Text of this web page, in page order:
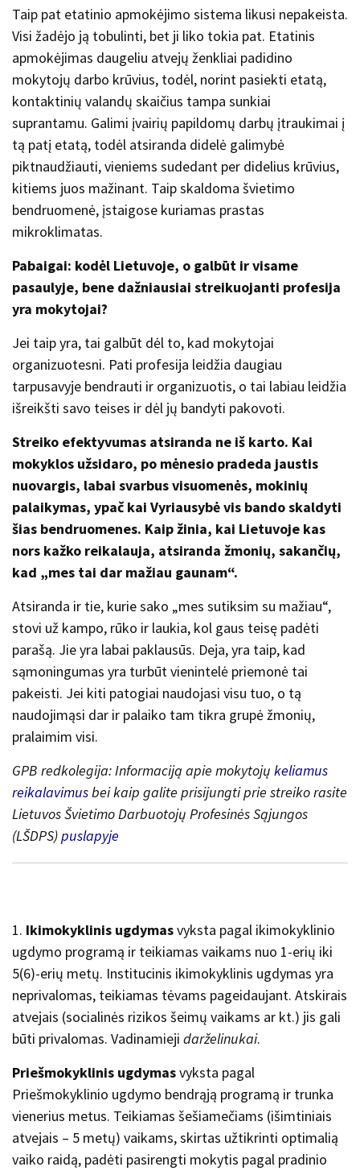
Taip pat etatinio apmokėjimo sistema likusi nepakeista.
Visi žadėjo ją tobulinti, bet ji liko tokia pat. Etatinis
apmokėjimas daugeliu atvejų ženkliai padidino
mokytojų darbo krūvius, todėl, norint pasiekti etatą,
kontaktinių valandų skaičius tampa sunkiai
suprantamu. Galimi įvairių papildomų darbų įtraukimai į
tą patį etatą, todėl atsiranda didelė galimybė
piktnaudžiauti, vieniems sudedant per didelius krūvius,
kitiems juos mažinant. Taip skaldoma švietimo
bendruomenė, įstaigose kuriamas prastas
mikroklimatas.
Pabaigai: kodėl Lietuvoje, o galbūt ir visame
pasaulyje, bene dažniausiai streikuojanti profesija
yra mokytojai?
Jei taip yra, tai galbūt dėl to, kad mokytojai
organizuotesni. Pati profesija leidžia daugiau
tarpusavyje bendrauti ir organizuotis, o tai labiau leidžia
išreikšti savo teises ir dėl jų bandyti pakovoti.
Streiko efektyvumas atsiranda ne iš karto. Kai
mokyklos užsidaro, po mėnesio pradeda jaustis
nuovargis, labai svarbus visuomenės, mokinių
palaikymas, ypač kai Vyriausybė vis bando skaldyti
šias bendruomenes. Kaip žinia, kai Lietuvoje kas
nors kažko reikalauja, atsiranda žmonių, sakančių,
kad „mes tai dar mažiau gaunam“.
Atsiranda ir tie, kurie sako „mes sutiksim su mažiau“,
stovi už kampo, rūko ir laukia, kol gaus teisę padėti
parašą. Jie yra labai paklausūs. Deja, yra taip, kad
sąmoningumas yra turbūt vienintelė priemonė tai
pakeisti. Jei kiti patogiai naudojasi visu tuo, o tą
naudojimąsi dar ir palaiko tam tikra grupė žmonių,
pralaimim visi.
GPB redkolegija: Informaciją apie mokytojų keliamus
reikalavimusbei kaip galite prisijungti prie streiko rasite
Lietuvos Švietimo Darbuotojų Profesinės Sąjungos
(LŠDPS)puslapyje
1. Ikimokyklinis ugdymasvyksta pagal ikimokyklinio
ugdymo programą ir teikiamas vaikams nuo 1-erių iki
5(6)-erių metų. Institucinis ikimokyklinis ugdymas yra
neprivalomas, teikiamas tėvams pageidaujant. Atskirais
atvejais (socialinės rizikos šeimų vaikams ar kt.) jis gali
būti privalomas. Vadinamieji darželinukai.
Priešmokyklinis ugdymasvyksta pagal
Priešmokyklinio ugdymo bendrąją programą ir trunka
vienerius metus. Teikiamas šešiamečiams (išimtiniais
atvejais – 5 metų) vaikams, skirtas užtikrinti optimalią
vaiko raidą, padėti pasirengti mokytis pagal pradinio